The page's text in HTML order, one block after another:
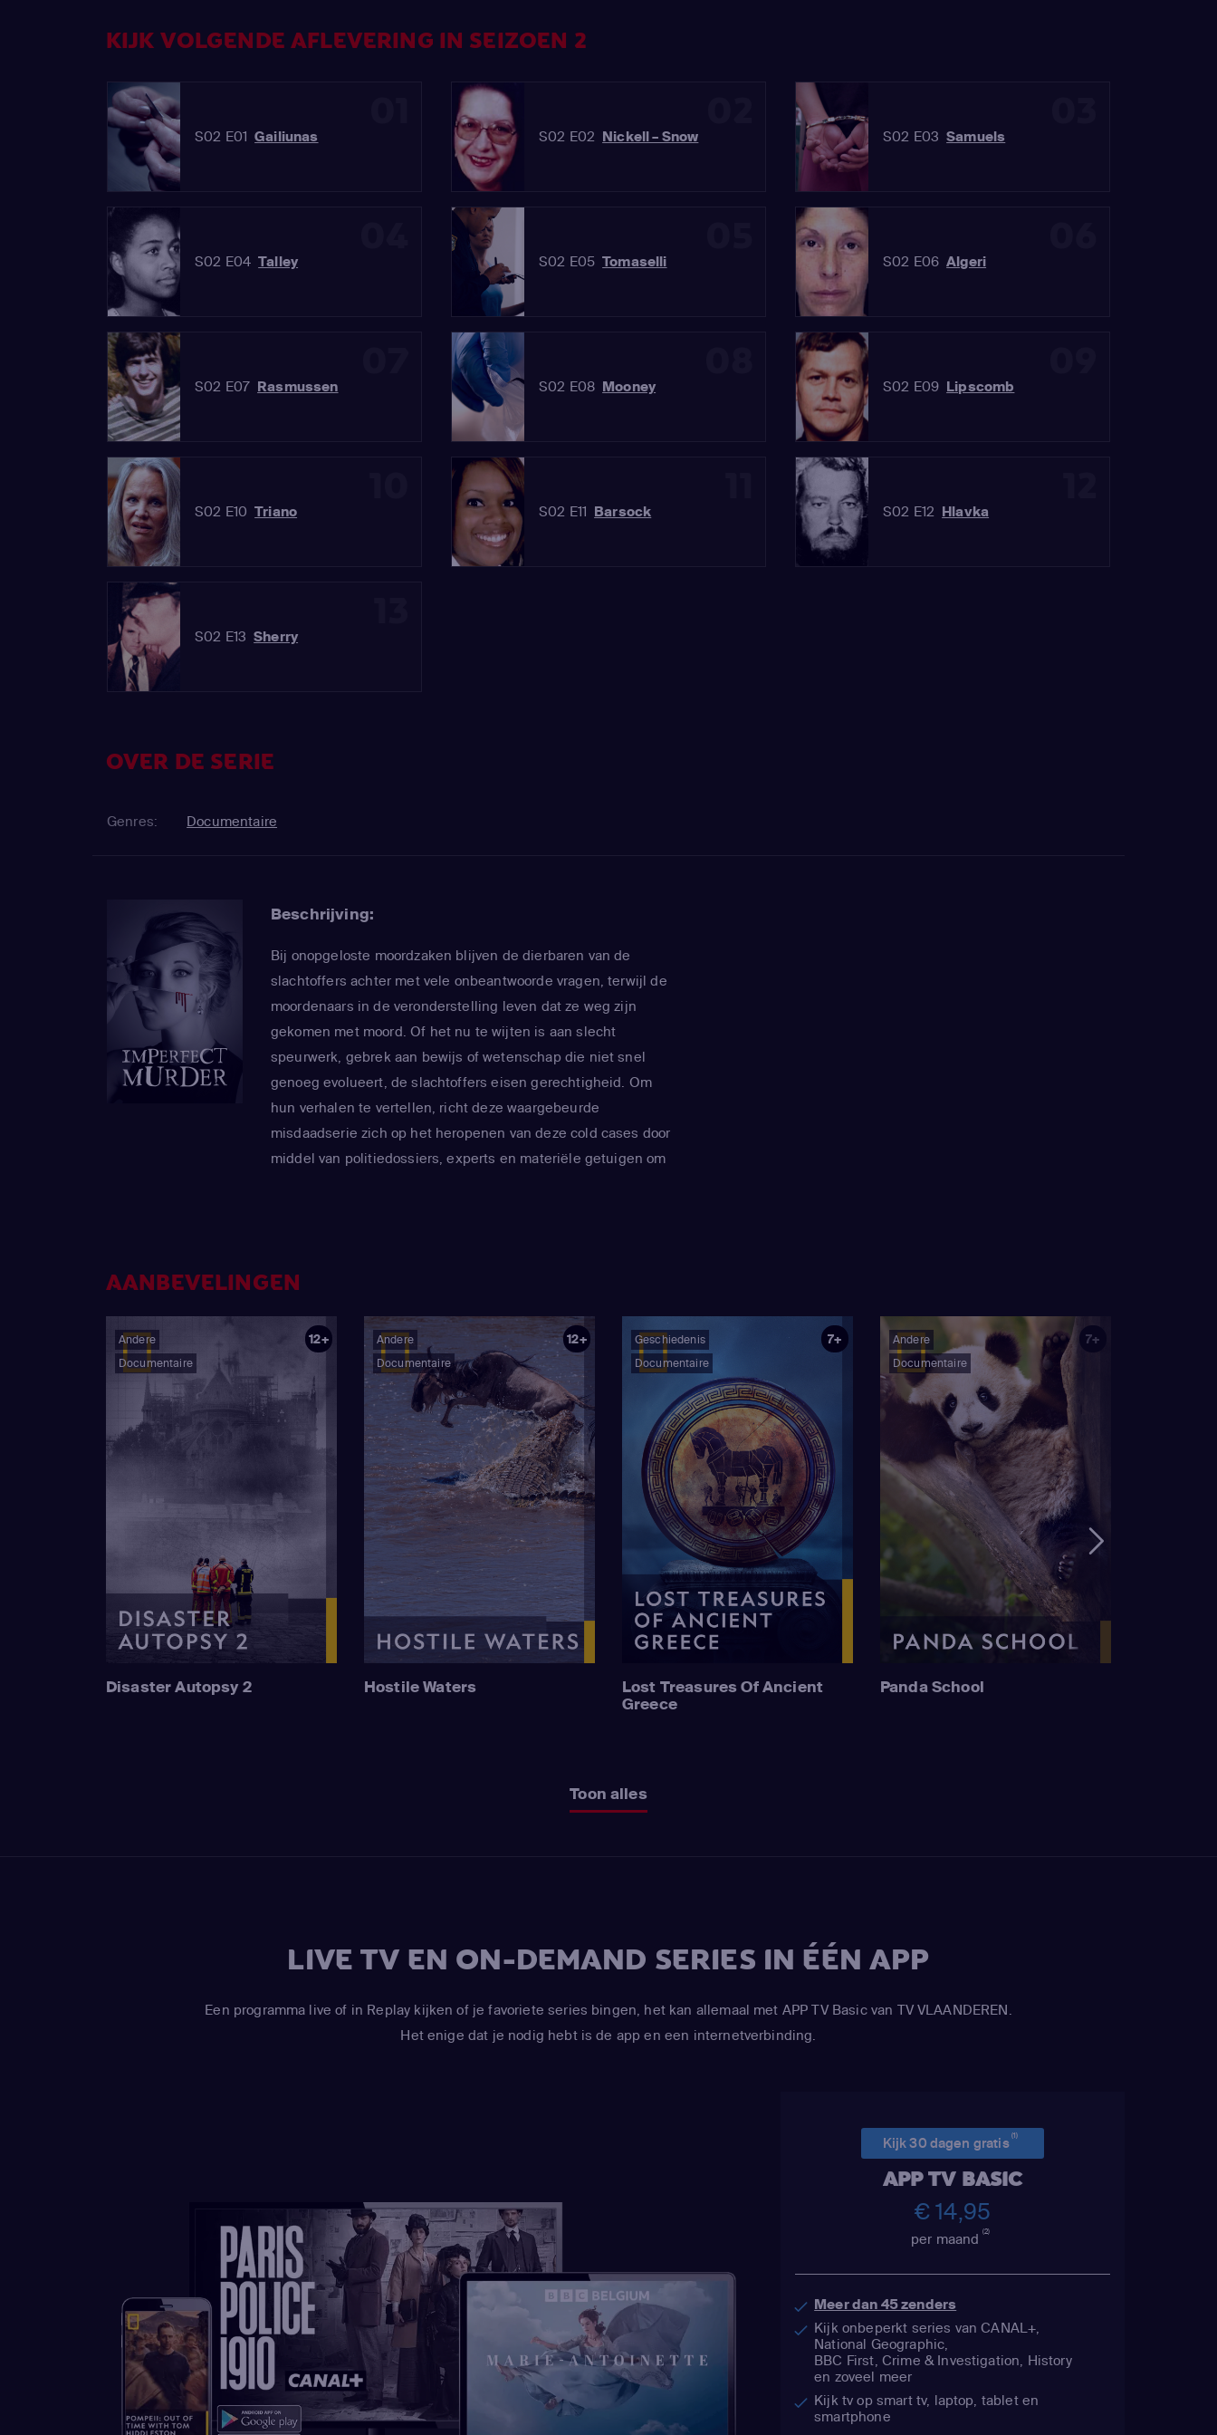
KIJK VOLGENDE AFLEVERING IN SEIZOEN 2
S02 E01 Gailiunas S02 E02 Nickell – Snow S02 E03 Samuels
S02 E04 Talley S02 E05 Tomaselli S02 E06 Algeri
S02 E07 Rasmussen S02 E08 Mooney S02 E09 Lipscomb
S02 E10 Triano S02 E11 Barsock S02 E12 Hlavka
S02 E13 Sherry
OVER DE SERIE
Genres: Documentaire
Beschrijving:
Bij onopgeloste moordzaken blijven de dierbaren van de
slachtoffers achter met vele onbeantwoorde vragen, terwijl de
moordenaars in de veronderstelling leven dat ze weg zijn
gekomen met moord. Of het nu te wijten is aan slecht
speurwerk, gebrek aan bewijs of wetenschap die niet snel
genoeg evolueert, de slachtoffers eisen gerechtigheid. Om
hun verhalen te vertellen, richt deze waargebeurde
misdaadserie zich op het heropenen van deze cold cases door
middel van politiedossiers, experts en materiële getuigen om
AANBEVELINGEN
Andere
Documentaire
12+
Disaster Autopsy 2
Andere
Documentaire
12+
Hostile Waters
Geschiedenis
Documentaire
7+
Lost Treasures Of Ancient
Greece
Andere
Documentaire
7+
Panda School
Toon alles
LIVE TV EN ON-DEMAND SERIES IN ÉÉN APP
Een programma live of in Replay kijken of je favoriete series bingen, het kan allemaal met APP TV Basic van TV VLAANDEREN.
Het enige dat je nodig hebt is de app en een internetverbinding.
Kijk 30 dagen gratis(1)
APP TV BASIC
€ 14,95
per maand(2)
Meer dan 45 zenders
Kijk onbeperkt series van CANAL+,
National Geographic,
BBC First, Crime & Investigation, History
en zoveel meer
Kijk tv op smart tv, laptop, tablet en
smartphone